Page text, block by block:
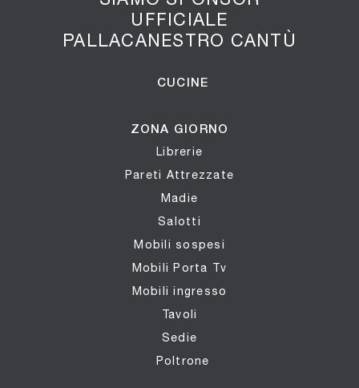
UFFICIALE
PALLACANESTRO CANTÙ
CUCINE
ZONA GIORNO
Librerie
Pareti Attrezzate
Madie
Salotti
Mobili sospesi
Mobili Porta Tv
Mobili ingresso
Tavoli
Sedie
Poltrone